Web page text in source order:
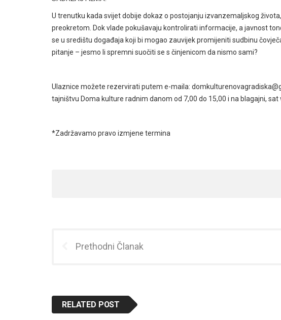
U trenutku kada svijet dobije dokaz o postojanju izvanzemaljskog
preokretom. Dok vlade pokušavaju kontrolirati informacije, a javnost
se u središtu događaja koji bi mogao zauvijek promijeniti sudbinu
pitanje – jesmo li spremni suočiti se s činjenicom da nismo sami?
Ulaznice možete rezervirati putem e-maila:
tajništvu Doma kulture radnim danom od 7,00 do 15,00 i na blagajni, sat
*Zadržavamo pravo izmjene termina
Prethodni Članak
RELATED POST